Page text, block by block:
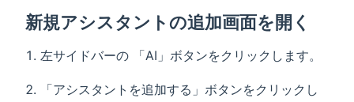
新規アシスタントの追加画面を開く
左サイドバーの 「AI」ボタンをクリックします。
「アシスタントを追加する」ボタンをクリックし